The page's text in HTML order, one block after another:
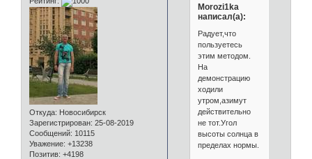
Откуда: Новосибирск
Зарегистрирован: 25-08-2019
Сообщений: 10115
Уважение: +13238
Позитив: +4198
Morozi1ka
написал(а):
Радует,что
пользуетесь
этим методом.
На
демонстрацию
ходили
утром,азимут
действительно
не тот.Угол
высоты солнца в
пределах нормы.